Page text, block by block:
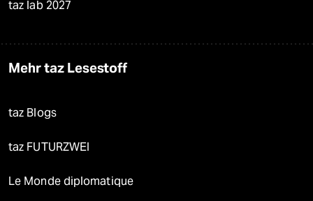
taz lab 2027
Mehr taz Lesestoff
taz Blogs
taz FUTURZWEI
Le Monde diplomatique